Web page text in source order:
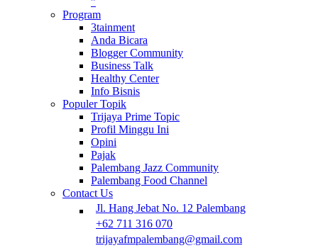
Program
3tainment
Anda Bicara
Blogger Community
Business Talk
Healthy Center
Info Bisnis
Populer Topik
Trijaya Prime Topic
Profil Minggu Ini
Opini
Pajak
Palembang Jazz Community
Palembang Food Channel
Contact Us
Jl. Hang Jebat No. 12 Palembang
+62 711 316 070
trijayafmpalembang@gmail.com